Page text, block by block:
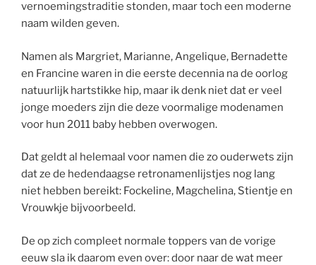
vernoemingstraditie stonden, maar toch een moderne
naam wilden geven.
Namen als Margriet, Marianne, Angelique, Bernadette
en Francine waren in die eerste decennia na de oorlog
natuurlijk hartstikke hip, maar ik denk niet dat er veel
jonge moeders zijn die deze voormalige modenamen
voor hun 2011 baby hebben overwogen.
Dat geldt al helemaal voor namen die zo ouderwets zijn
dat ze de hedendaagse retronamenlijstjes nog lang
niet hebben bereikt: Fockeline, Magchelina, Stientje en
Vrouwkje bijvoorbeeld.
De op zich compleet normale toppers van de vorige
eeuw sla ik daarom even over: door naar de wat meer